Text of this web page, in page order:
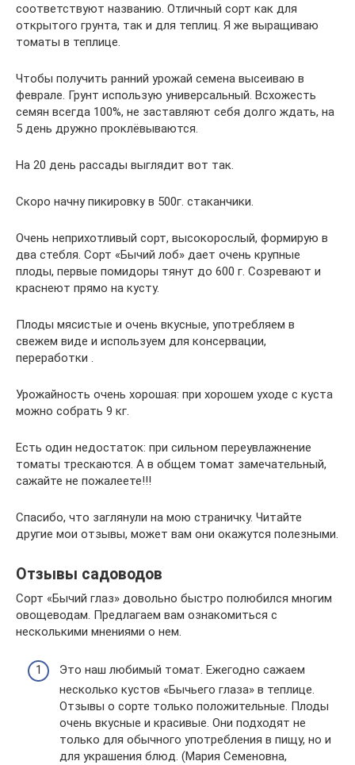
соответствуют названию. Отличный сорт как для
открытого грунта, так и для теплиц. Я же выращиваю
томаты в теплице.
Чтобы получить ранний урожай семена высеиваю в
феврале. Грунт использую универсальный. Всхожесть
семян всегда 100%, не заставляют себя долго ждать, на
5 день дружно проклёвываются.
На 20 день рассады выглядит вот так.
Скоро начну пикировку в 500г. стаканчики.
Очень неприхотливый сорт, высокорослый, формирую в
два стебля. Сорт «Бычий лоб» дает очень крупные
плоды, первые помидоры тянут до 600 г. Созревают и
краснеют прямо на кусту.
Плоды мясистые и очень вкусные, употребляем в
свежем виде и используем для консервации,
переработки .
Урожайность очень хорошая: при хорошем уходе с куста
можно собрать 9 кг.
Есть один недостаток: при сильном переувлажнение
томаты трескаются. А в общем томат замечательный,
сажайте не пожалеете!!!
Спасибо, что заглянули на мою страничку. Читайте
другие мои отзывы, может вам они окажутся полезными.
Отзывы садоводов
Сорт «Бычий глаз» довольно быстро полюбился многим
овощеводам. Предлагаем вам ознакомиться с
несколькими мнениями о нем.
Это наш любимый томат. Ежегодно сажаем
несколько кустов «Бычьего глаза» в теплице.
Отзывы о сорте только положительные. Плоды
очень вкусные и красивые. Они подходят не
только для обычного употребления в пищу, но и
для украшения блюд. (Мария Семеновна,